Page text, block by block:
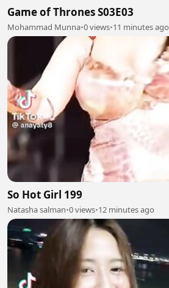
Game of Thrones S03E03
Mohammad Munna•0 views•11 minutes ago
So Hot Girl 199
Natasha salman•0 views•12 minutes ago